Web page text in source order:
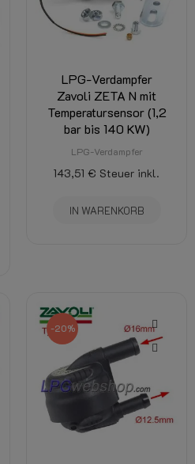
LPG-Verdampfer
Zavoli ZETA N mit
Temperatursensor (1,2
bar bis 140 KW)
LPG-Verdampfer
143,51 € Steuer inkl.
IN WARENKORB
-20%